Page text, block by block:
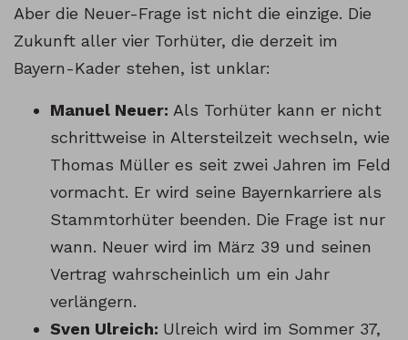
Aber die Neuer-Frage ist nicht die einzige. Die
Zukunft aller vier Torhüter, die derzeit im
Bayern-Kader stehen, ist unklar:
Manuel Neuer: Als Torhüter kann er nicht
schrittweise in Altersteilzeit wechseln, wie
Thomas Müller es seit zwei Jahren im Feld
vormacht. Er wird seine Bayernkarriere als
Stammtorhüter beenden. Die Frage ist nur
wann. Neuer wird im März 39 und seinen
Vertrag wahrscheinlich um ein Jahr
verlängern.
Sven Ulreich: Ulreich wird im Sommer 37,